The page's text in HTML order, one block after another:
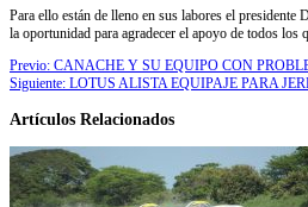
Para ello están de lleno en sus labores el
la oportunidad para agradecer el apoyo de todos
Previo: CANACHE Y SU EQUIPO CON
Siguiente: LOTUS ALISTA EQUIPAJE PARA
Artículos Relacionados